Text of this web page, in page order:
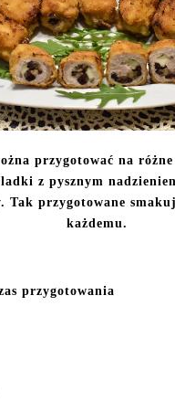
przygotować na
z pysznym
Tak przygotowane
każdemu.
przygotowania